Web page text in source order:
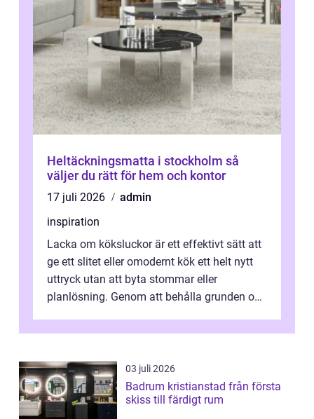
Heltäckningsmatta i stockholm så
väljer du rätt för hem och kontor
17 juli 2026
admin
inspiration
Lacka om köksluckor är ett effektivt sätt att
ge ett slitet eller omodernt kök ett helt nytt
uttryck utan att byta stommar eller
planlösning. Genom att behålla grunden och
03 juli 2026
Badrum kristianstad från första
skiss till färdigt rum